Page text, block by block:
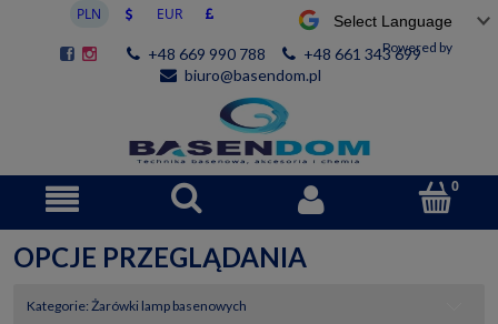
Powered by
+48 669 990 788
+48 661 343 699
biuro@basendom.pl
OPCJE PRZEGLĄDANIA
Kategorie: Żarówki lamp basenowych